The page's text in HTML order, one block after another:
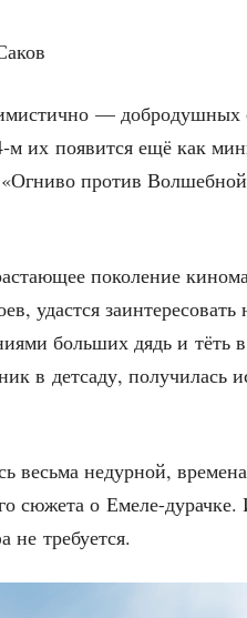
— доб­ро­душ­ных
их появит­ся ещё как
про­тив
поко­ле­ние
удаст­ся
боль­ших дядь и тёть
в дет­са­ду, полу­чи­лась
весь­ма недур­ной,
сюже­та о Еме­ле-
не требуется.